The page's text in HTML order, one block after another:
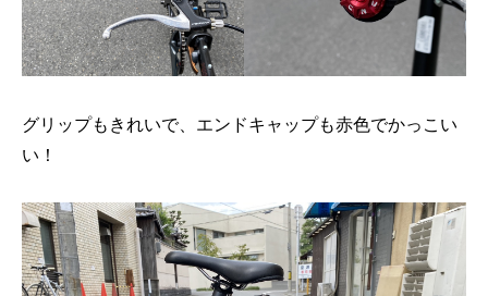
グリップもきれいで、エンドキャップも赤色でかっこい
い！